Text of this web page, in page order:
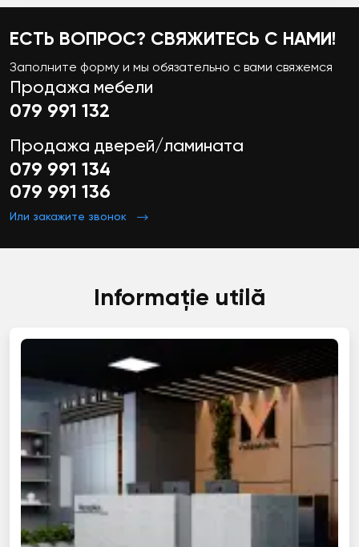
ЕСТЬ ВОПРОС? СВЯЖИТЕСЬ С НАМИ!
Заполните форму и мы обязательно с вами свяжемся
Продажа мебели
079 991 132
Продажа дверей/ламината
079 991 134
079 991 136
Или закажите звонок
Informație utilă